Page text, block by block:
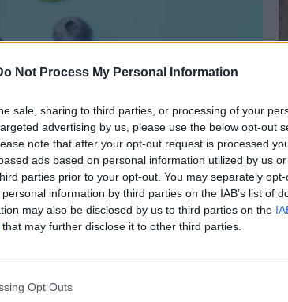
Not Process My Personal Information
sale, sharing to third parties, or processing of your
advertising by us, please use the below opt-out
note that after your opt-out request is processed
ads based on personal information utilized by us
parties prior to your opt-out. You may separately
information by third parties on the IAB’s list of
may also be disclosed by us to third parties on the
that may further disclose it to other third parties.
Opt Outs